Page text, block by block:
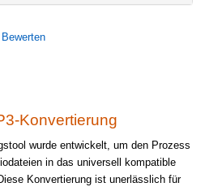
Bewerten
Konvertierung
wurde entwickelt, um den Prozess
in das universell kompatible
Konvertierung ist unerlässlich für